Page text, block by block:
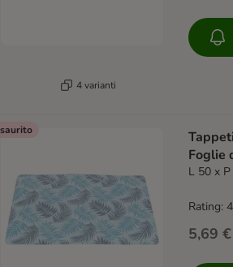
4 varianti
Foglie
L 50 x
5,69 €
Rating: